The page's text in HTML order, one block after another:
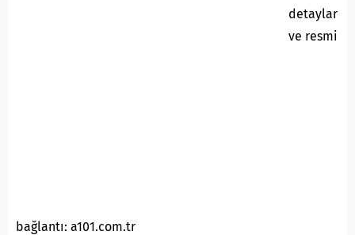
detaylar
ve resmi
bağlantı: a101.com.tr